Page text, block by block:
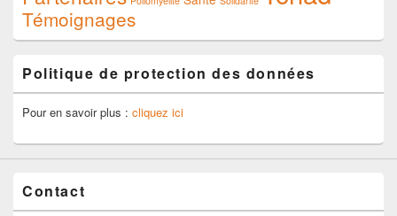
Témoignages
Politique de protection des données
Pour en savoir plus : cliquez ici
Contact